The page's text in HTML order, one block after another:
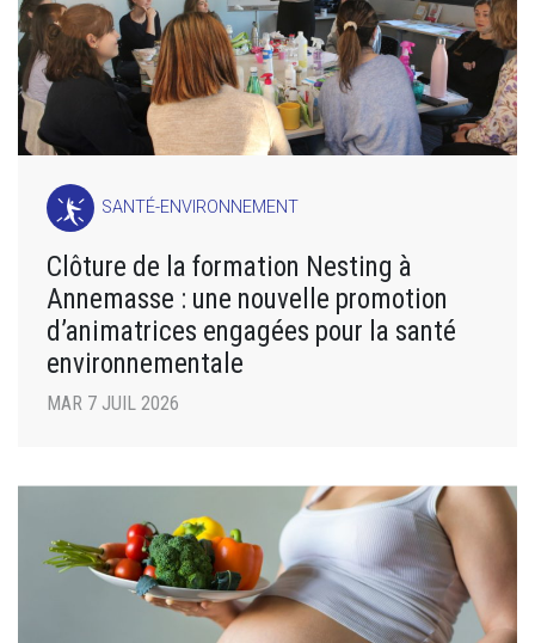
SANTÉ-ENVIRONNEMENT
Clôture de la formation Nesting à
Annemasse : une nouvelle promotion
d’animatrices engagées pour la santé
environnementale
MAR 7 JUIL 2026